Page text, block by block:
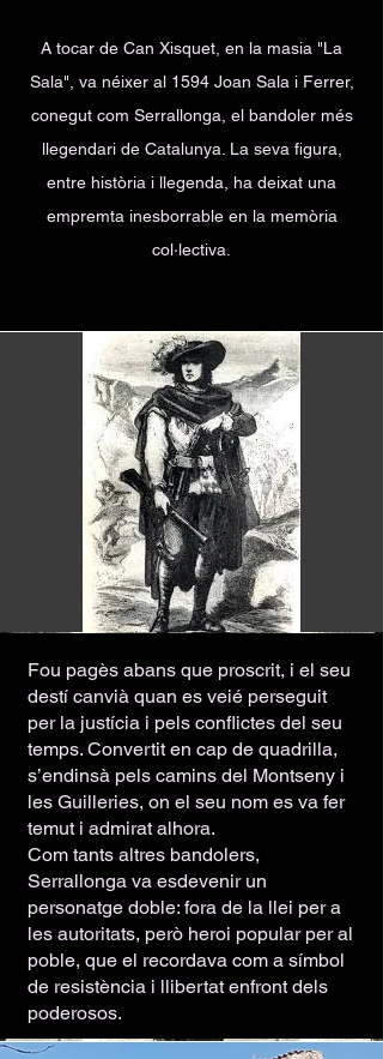
A tocar de Can Xisquet, en la masia "La
Sala", va néixer al 1594 Joan Sala i Ferrer,
conegut com Serrallonga, el bandoler més
llegendari de Catalunya. La seva figura,
entre història i llegenda, ha deixat una
empremta inesborrable en la memòria
col·lectiva.
Fou pagès abans que proscrit, i el seu
destí canvià quan es veié perseguit
per la justícia i pels conflictes del seu
temps. Convertit en cap de quadrilla,
s’endinsà pels camins del Montseny i
les Guilleries, on el seu nom es va fer
temut i admirat alhora.
Com tants altres bandolers,
Serrallonga va esdevenir un
personatge doble: fora de la llei per a
les autoritats, però heroi popular per al
poble, que el recordava com a símbol
de resistència i llibertat enfront dels
poderosos.